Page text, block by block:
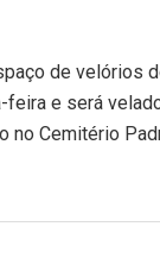
de velórios
e será
no Cemitério